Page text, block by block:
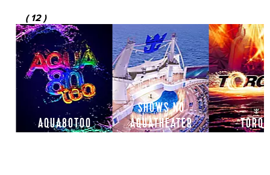
( 12)
AQUA80TOO
SHOWS NO
AQUATHEATER